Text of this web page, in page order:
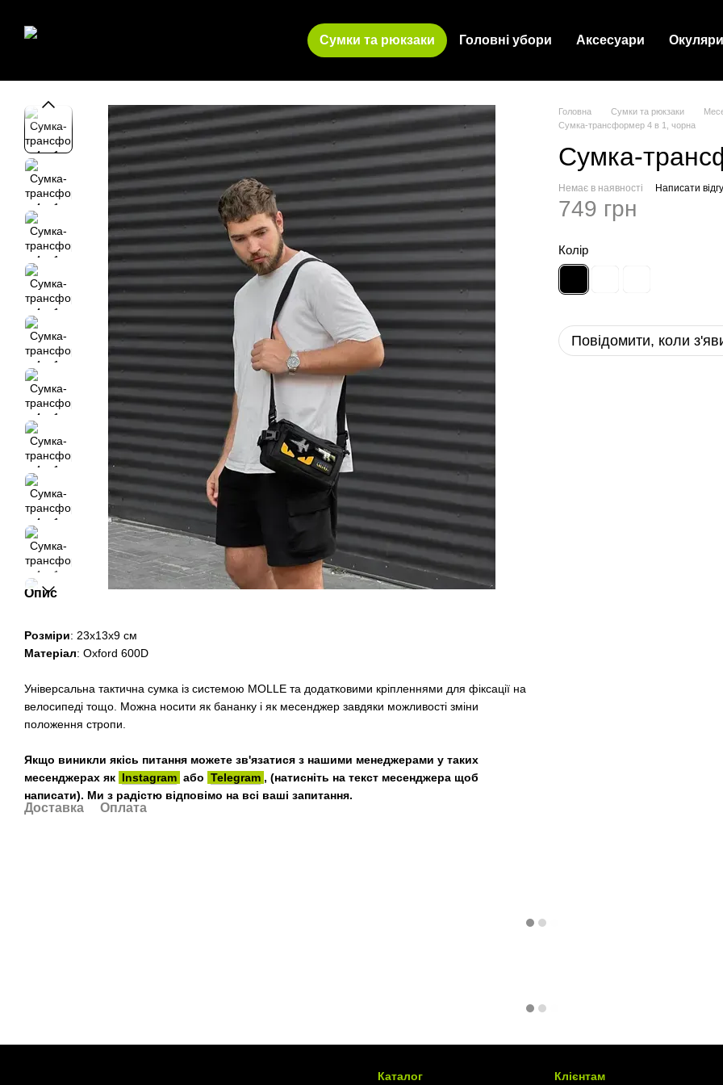
Сумки та рюкзаки Головні убори Аксесуари Окуляри
Опис
Розміри: 23х13х9 см
Матеріал: Oxford 600D
Універсальна тактична сумка із системою MOLLE та додатковими кріпленнями для фіксації на
велосипеді тощо. Можна носити як бананку і як месенджер завдяки можливості зміни
положення стропи.
Якщо виникли якісь питання можете зв'язатися з нашими менеджерами у таких
месенджерах як Instagram або Telegram , (натисніть на текст месенджера щоб
написати). Ми з радістю відповімо на всі ваші запитання.
Доставка Оплата
Головна Сумки та рюкзаки
Сумка-трансформер 4 в 1, чорна
Сумка-
Немає в наявності Написати
749 грн
Колір
Повідомити, коли
Каталог Клієнтам